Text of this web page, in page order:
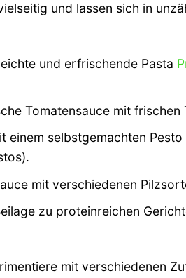
und lassen sich in
und erfrischende Pasta
Tomatensauce mit frischen
einem selbstgemachten
mit verschiedenen
zu proteinreichen
mit verschiedenen